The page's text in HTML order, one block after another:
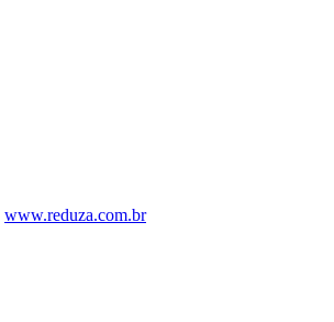
www.reduza.com.br